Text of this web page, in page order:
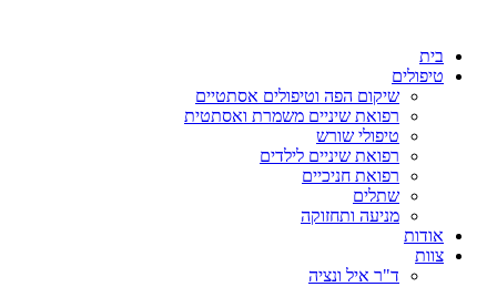
בית
טיפולים
שיקום הפה וטיפולים אסתטיים
רפואת שיניים משמרת ואסתטית
טיפולי שורש
רפואת שיניים לילדים
רפואת חניכיים
שתלים
מניעה ותחזוקה
אודות
צוות
ד"ר איל ונציה